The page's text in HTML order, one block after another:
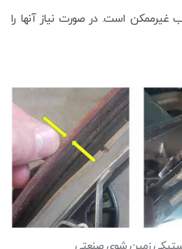
غیرممکن است. در صورت نیاز آنها را